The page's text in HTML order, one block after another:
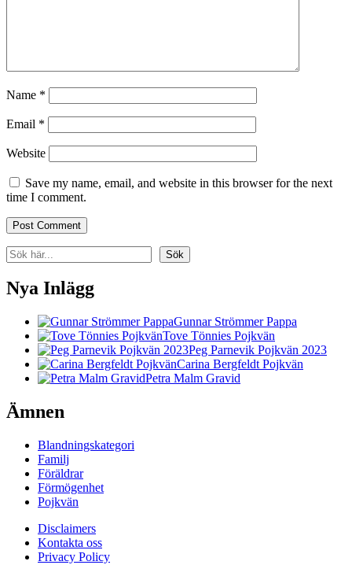
Name *
Email *
Website
Save my name, email, and website in this browser for the next
time I comment.
Search Sök
Nya Inlägg
Gunnar Strömmer Pappa
Tove Tönnies Pojkvän
Peg Parnevik Pojkvän 2023
Carina Bergfeldt Pojkvän
Petra Malm Gravid
Ämnen
Blandningskategori
Familj
Föräldrar
Förmögenhet
Pojkvän
Disclaimers
Kontakta oss
Privacy Policy